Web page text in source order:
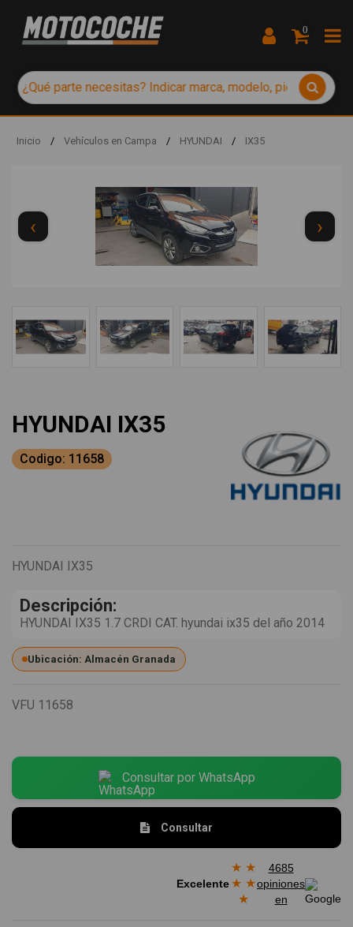
0
Inicio / Vehículos en Campa / HYUNDAI / IX35
‹ ›
HYUNDAI IX35
Codigo: 11658
HYUNDAI IX35
Descripción:
HYUNDAI IX35 1.7 CRDI CAT. hyundai ix35 del año 2014
Ubicación: Almacén Granada
VFU 11658
Consultar por WhatsApp
Consultar
Excelente
★ ★
★ ★
★
4685
opiniones
en